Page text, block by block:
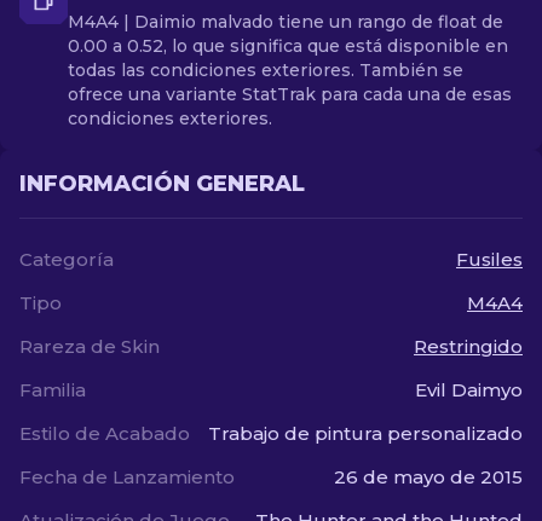
M4A4 | Daimio malvado tiene un rango de float de
0.00 a 0.52, lo que significa que está disponible en
todas las condiciones exteriores. También se
ofrece una variante StatTrak para cada una de esas
condiciones exteriores.
INFORMACIÓN GENERAL
Categoría
Fusiles
Tipo
M4A4
Rareza de Skin
Restringido
Familia
Evil Daimyo
Estilo de Acabado
Trabajo de pintura personalizado
Fecha de Lanzamiento
26 de mayo de 2015